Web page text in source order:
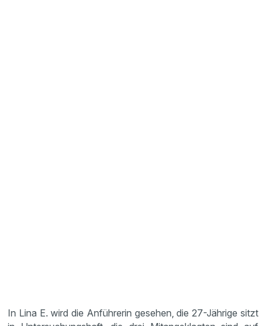
In Lina E. wird die Anführerin gesehen, die 27-Jährige sitzt